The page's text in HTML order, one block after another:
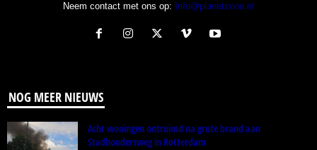
Neem contact met ons op: Info@planetzone.nl
NOG MEER NIEUWS
Acht woningen ontruimd na grote brand aan
Stadhoudersweg in Rotterdam